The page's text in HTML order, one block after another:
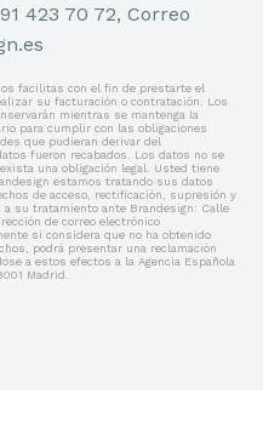
423 70 72, Correo
facilitas con el fin de prestarte el
su facturación o contratación. Los
mientras se mantenga la
para cumplir con las obligaciones
que pudieran derivar del
fueron recabados. Los datos no se
una obligación legal. Usted tiene
estamos tratando sus datos
de acceso, rectificación, supresión y
su tratamiento ante Brandesign: Calle
de correo electrónico
si considera que no ha obtenido
podrá presentar una reclamación
a estos efectos a la Agencia Española
Madrid.